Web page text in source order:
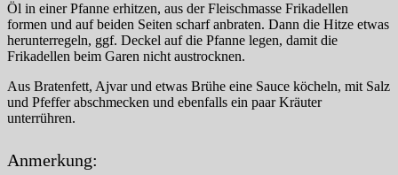
Öl in einer Pfanne erhitzen, aus der Fleischmasse Frikadellen
formen und auf beiden Seiten scharf anbraten. Dann die Hitze etwas
herunterregeln, ggf. Deckel auf die Pfanne legen, damit die
Frikadellen beim Garen nicht austrocknen.
Aus Bratenfett, Ajvar und etwas Brühe eine Sauce köcheln, mit Salz
und Pfeffer abschmecken und ebenfalls ein paar Kräuter
unterrühren.
Anmerkung: